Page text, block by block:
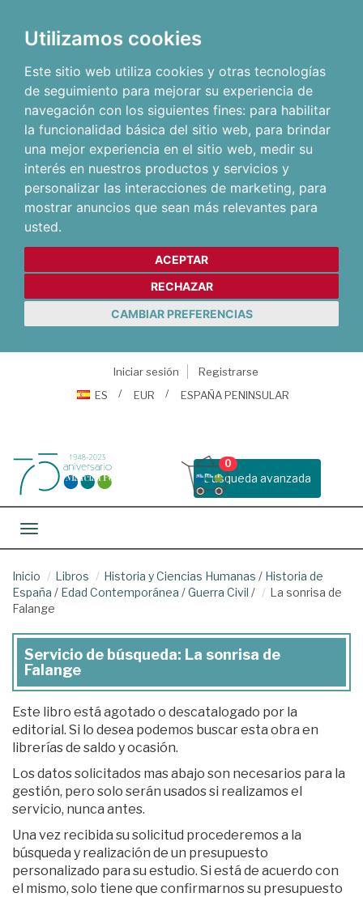
Utilizamos cookies
Este sitio web utiliza cookies y otras tecnologías
de seguimiento para mejorar su experiencia de
navegación con los siguientes fines: para habilitar
la funcionalidad básica del sitio web, para brindar
una mejor experiencia en el sitio web, medir su
interés en nuestros productos y servicios y
personalizar las interacciones de marketing, para
mostrar anuncios que sean más relevantes para
usted.
ACEPTAR
RECHAZAR
CAMBIAR PREFERENCIAS
Iniciar sesión
Registrarse
ES
EUR ESPAÑA PENINSULAR
Busqueda avanzada
0
Toggle navigation
Inicio Libros Historia y Ciencias Humanas / Historia de
España / Edad Contemporánea /Guerra Civil /
La sonrisa de
Falange
Servicio de búsqueda: La sonrisa de
Falange
Este libro está agotado o descatalogado por la
editorial. Si lo desea podemos buscar esta obra en
librerías de saldo y ocasión.
Los datos solicitados mas abajo son necesarios para la
gestión, pero solo serán usados si realizamos el
servicio, nunca antes.
Una vez recibida su solicitud procederemos a la
búsqueda y realización de un presupuesto
personalizado para su estudio. Si está de acuerdo con
el mismo, solo tiene que confirmarnos su presupuesto